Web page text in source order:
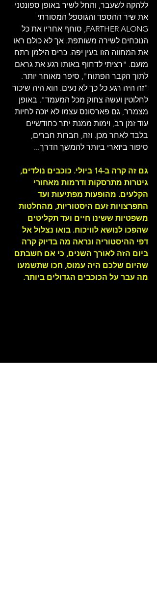
ללהקה לשעבר, והחל לשיר באופן ספונטני
את שיר ההספד והגוספל המסורתי
FARTHER ALONG, סוחף אחריו את כל
הנוכחים לשירה משותפת. אך לא כולם ראו
את המחווה הזו בעין יפה. כריס הילמן רתח
מזעם. "רציתי לדחוף באותו רגע את גראם
לתוך הקבר הפתוח", סיפר מאוחר יותר.
"זה היה רגע כל כך לא נעים. הוא היה שיכור
לחלוטין ועשה צחוק מכל המעמד". באופן
מצמרר, גם פארסונס עצמו לא יזכה לחיות
עוד זמן רב, וימות ממנת יתר כחודשיים
בלבד לאחר מכן. וזה, חברות חברים,
סיפור ביזארי ביותר להמשך הדרך...
גם זה קרה ב-14 ביולי. כוכבים נולדים,
גיטרות מתרסקות ודרמות מאחורי
הקלעים. מהופעות מפתיעות ועד
התפרצויות זעם היסטוריות, מהחלטות
משפטיות ששינו חיים ועד תקליטים
שהפכו לנושא לוויכוח. בואו נצלול אל
דפי ההיסטוריה ונראה מה בדיוק קרה
ביום הזה לאורך השנים, כי אם חשבתם
שהיום שלכם היה עמוס, חכו שתשמעו
מה עבר על הכוכבים הגדולים ביותר.